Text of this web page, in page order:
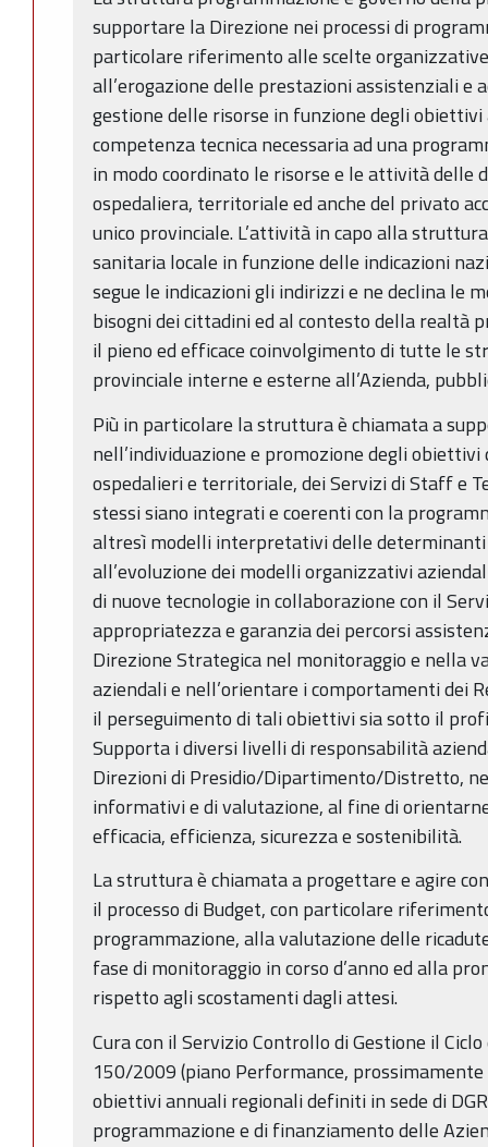
supportare la Direzione nei processi di
particolare riferimento alle scelte
all’erogazione delle prestazioni assistenziali e
gestione delle risorse in funzione degli obiettivi
competenza tecnica necessaria ad una
in modo coordinato le risorse e le attività delle
ospedaliera, territoriale ed anche del privato
unico provinciale. L’attività in capo alla
sanitaria locale in funzione delle indicazioni
segue le indicazioni gli indirizzi e ne declina le
bisogni dei cittadini ed al contesto della realtà
il pieno ed efficace coinvolgimento di tutte le
provinciale interne e esterne all’Azienda,
Più in particolare la struttura è chiamata a
nell’individuazione e promozione degli
ospedalieri e territoriale, dei Servizi di Staff e
stessi siano integrati e coerenti con la
altresì modelli interpretativi delle determinanti
all’evoluzione dei modelli organizzativi
di nuove tecnologie in collaborazione con il
appropriatezza e garanzia dei percorsi
Direzione Strategica nel monitoraggio e nella
aziendali e nell’orientare i comportamenti dei
il perseguimento di tali obiettivi sia sotto il
Supporta i diversi livelli di responsabilità
Direzioni di Presidio/Dipartimento/Distretto,
informativi e di valutazione, al fine di
efficacia, efficienza, sicurezza e sostenibilità.
La struttura è chiamata a progettare e agire
il processo di Budget, con particolare
programmazione, alla valutazione delle
fase di monitoraggio in corso d’anno ed alla
rispetto agli scostamenti dagli attesi.
Cura con il Servizio Controllo di Gestione il
150/2009 (piano Performance, prossimamente
obiettivi annuali regionali definiti in sede di
programmazione e di finanziamento delle